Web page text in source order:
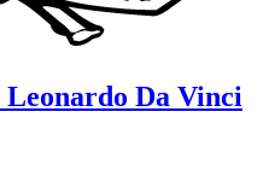
Leonardo Da Vinci